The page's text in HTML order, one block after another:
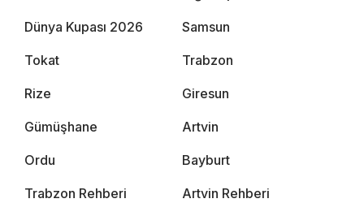
Dünya Kupası 2026 Samsun
Tokat Trabzon
Rize Giresun
Gümüşhane Artvin
Ordu Bayburt
Trabzon Rehberi Artvin Rehberi